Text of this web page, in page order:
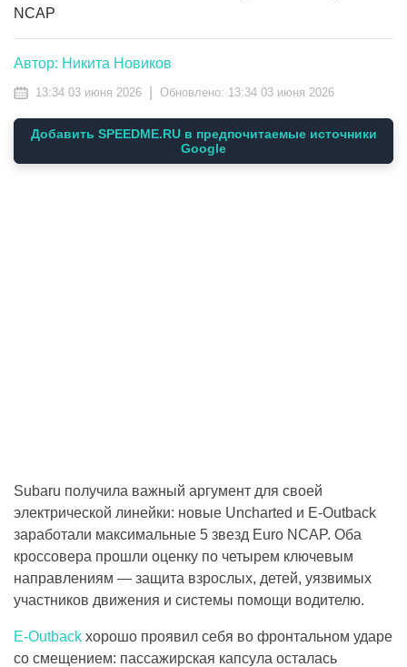
NCAP
Автор: Никита Новиков
13:34 03 июня 2026 Обновлено: 13:34 03 июня 2026
Добавить SPEEDME.RU в предпочитаемые источники
Google
Subaru получила важный аргумент для своей
электрической линейки: новые Uncharted и E-Outback
заработали максимальные 5 звезд Euro NCAP. Оба
кроссовера прошли оценку по четырем ключевым
направлениям — защита взрослых, детей, уязвимых
участников движения и системы помощи водителю.
E-Outback хорошо проявил себя во фронтальном ударе
со смещением: пассажирская капсула осталась